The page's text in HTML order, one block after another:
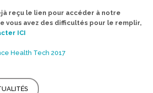
reçu le lien pour accéder à notre
vous avez des difficultés pour le remplir,
ICI
Health Tech 2017